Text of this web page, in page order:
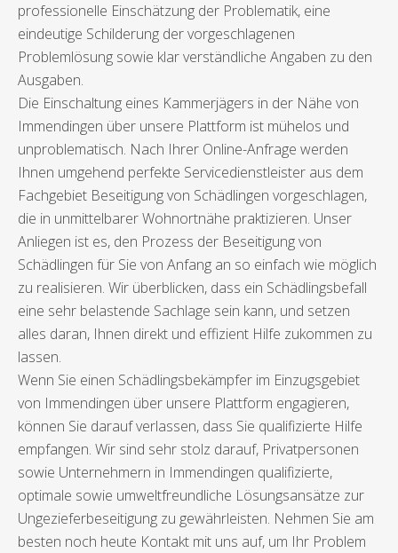
professionelle Einschätzung der Problematik, eine
eindeutige Schilderung der vorgeschlagenen
Problemlösung sowie klar verständliche Angaben zu den
Ausgaben.
Die Einschaltung eines Kammerjägers in der Nähe von
Immendingen über unsere Plattform ist mühelos und
unproblematisch. Nach Ihrer Online-Anfrage werden
Ihnen umgehend perfekte Servicedienstleister aus dem
Fachgebiet Beseitigung von Schädlingen vorgeschlagen,
die in unmittelbarer Wohnortnähe praktizieren. Unser
Anliegen ist es, den Prozess der Beseitigung von
Schädlingen für Sie von Anfang an so einfach wie möglich
zu realisieren. Wir überblicken, dass ein Schädlingsbefall
eine sehr belastende Sachlage sein kann, und setzen
alles daran, Ihnen direkt und effizient Hilfe zukommen zu
lassen.
Wenn Sie einen Schädlingsbekämpfer im Einzugsgebiet
von Immendingen über unsere Plattform engagieren,
können Sie darauf verlassen, dass Sie qualifizierte Hilfe
empfangen. Wir sind sehr stolz darauf, Privatpersonen
sowie Unternehmern in Immendingen qualifizierte,
optimale sowie umweltfreundliche Lösungsansätze zur
Ungezieferbeseitigung zu gewährleisten. Nehmen Sie am
besten noch heute Kontakt mit uns auf, um Ihr Problem